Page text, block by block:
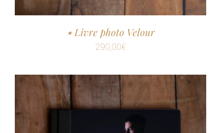
٭ Livre photo Velour
290,00€